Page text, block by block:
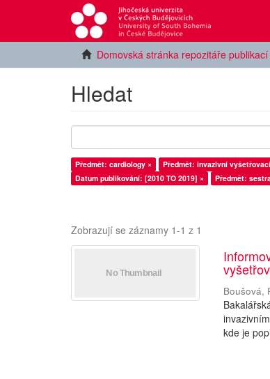
Domovská stránka repozitáře publikací
Hledat
Předmět: cardiology × Předmět: invazivní
Datum publikování: [2010 TO 2019] ×
Předmět:
Zobrazují se záznamy 1-1 z 1
Boušová,
kde je